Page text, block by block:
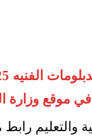
موقع وزارة
والتعليم رابط